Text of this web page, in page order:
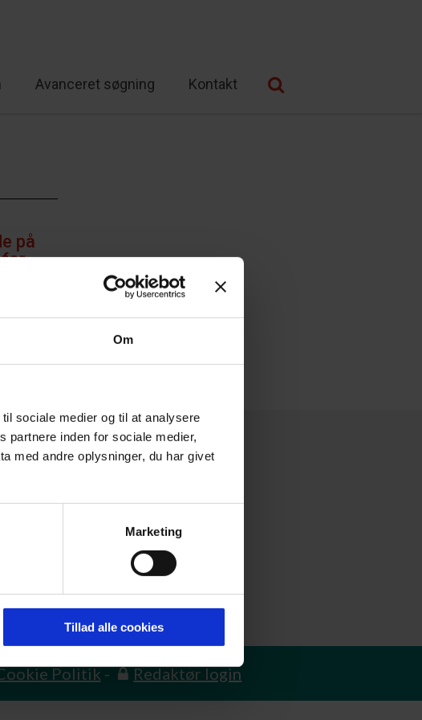
Om
sociale medier og til at analysere
partnere inden for sociale medier,
med andre oplysninger, du har givet
Marketing
Tillad alle cookies
Avanceret søgning Kontakt
på
Politik- Redaktør login